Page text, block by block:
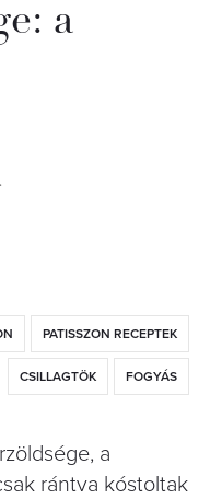
a
PATISSZON RECEPTEK
CSILLAGTÖK FOGYÁS
a
rántva kóstoltak